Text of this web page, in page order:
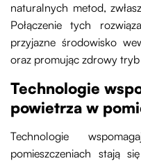
naturalnych metod,
Połączenie tych
przyjazne środowisko
oraz promując zdrowy tryb
Technologie
powietrza w
Technologie
pomieszczeniach stają